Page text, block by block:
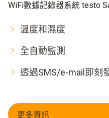
WiFi數據記錄器系統 testo
溫度和濕度
全自動監測
透過SMS/e-mail即刻
更多資訊